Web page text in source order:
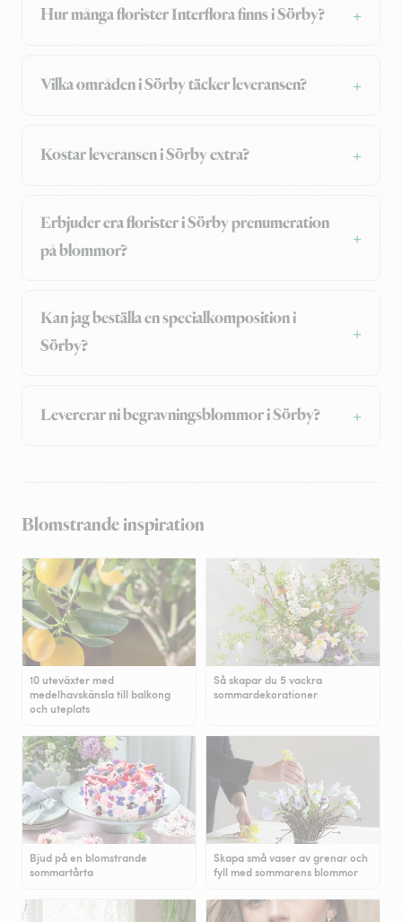
Hur många florister Interflora finns i Sörby?
Vilka områden i Sörby täcker leveransen?
Kostar leveransen i Sörby extra?
Erbjuder era florister i Sörby prenumeration
på blommor?
Kan jag beställa en specialkomposition i
Sörby?
Levererar ni begravningsblommor i Sörby?
Blomstrande inspiration
10 uteväxter med
medelhavskänsla till balkong
och uteplats
Så skapar du 5 vackra
sommardekorationer
Bjud på en blomstrande
sommartårta
Skapa små vaser av grenar och
fyll med sommarens blommor